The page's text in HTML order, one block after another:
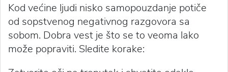
Kod većine ljudi nisko samopouzdanje potiče
od sopstvenog negativnog razgovora sa
sobom. Dobra vest je što se to veoma lako
može popraviti. Sledite korake: